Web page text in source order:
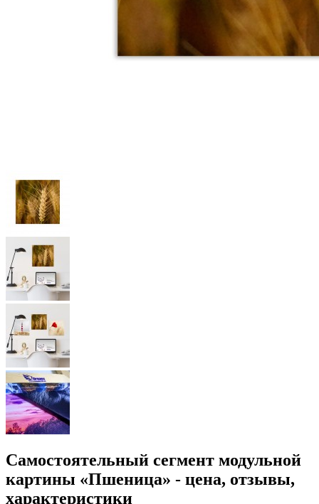
Самостоятельный сегмент модульной
картины «Пшеница» - цена, отзывы,
характеристики